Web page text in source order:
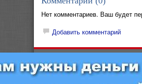
Нет комментариев. Ваш будет
Добавить комментарий